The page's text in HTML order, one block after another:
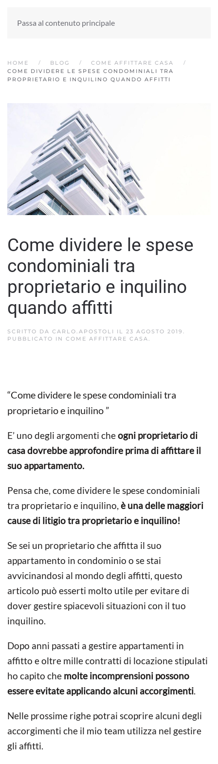
Passa al contenuto principale
HOME BLOG
COME AFFITTARE CASA
COME DIVIDERE LE SPESE CONDOMINIALI TRA
PROPRIETARIO E INQUILINO QUANDO AFFITTI
Come dividere le spese
condominiali tra
proprietario e inquilino
quando affitti
SCRITTO DA CARLO.APOSTOLI IL 23 AGOSTO 2019
PUBBLICATO IN COME AFFITTARE CASA
“Come dividere le spese condominiali tra
proprietario e inquilino ”
E’ uno degli argomenti cheogni proprietario di
casa dovrebbe approfondire prima di affittare il
suo appartamento.
Pensa che, come dividere le spese condominiali
tra proprietario e inquilino, è una delle maggiori
cause di litigio tra proprietario e inquilino!
Se sei un proprietario che affitta il suo
appartamento in condominio o se stai
avvicinandosi al mondo degli affitti, questo
articolo può esserti molto utile per evitare di
dover gestire spiacevoli situazioni con il tuo
inquilino.
Dopo anni passati a gestire appartamenti in
affitto e oltre mille contratti di locazione stipulati
ho capito che molte incomprensioni possono
essere evitate applicando alcuni accorgimenti.
Nelle prossime righe potrai scoprire alcuni degli
accorgimenti che il mio team utilizza nel gestire
gli affitti.